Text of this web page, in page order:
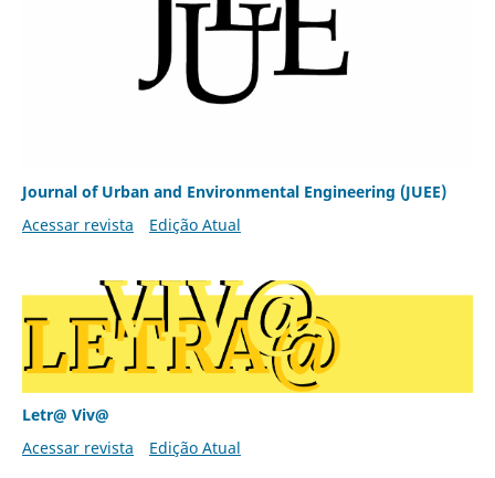
Journal of Urban and Environmental Engineering (JUEE)
Acessar revista
Edição Atual
Letr@ Viv@
Acessar revista
Edição Atual